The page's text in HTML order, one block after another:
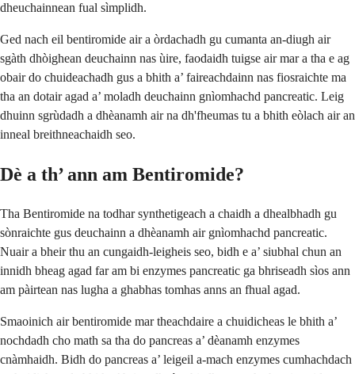
dheuchainnean fual sìmplidh.
Ged nach eil bentiromide air a òrdachadh gu cumanta an-diugh air
sgàth dhòighean deuchainn nas ùire, faodaidh tuigse air mar a tha e ag
obair do chuideachadh gus a bhith a’ faireachdainn nas fiosraichte ma
tha an dotair agad a’ moladh deuchainn gnìomhachd pancreatic. Leig
dhuinn sgrùdadh a dhèanamh air na dh'fheumas tu a bhith eòlach air an
inneal breithneachaidh seo.
Dè a th’ ann am Bentiromide?
Tha Bentiromide na todhar synthetigeach a chaidh a dhealbhadh gu
sònraichte gus deuchainn a dhèanamh air gnìomhachd pancreatic.
Nuair a bheir thu an cungaidh-leigheis seo, bidh e a’ siubhal chun an
innidh bheag agad far am bi enzymes pancreatic ga bhriseadh sìos ann
am pàirtean nas lugha a ghabhas tomhas anns an fhual agad.
Smaoinich air bentiromide mar theachdaire a chuidicheas le bhith a’
nochdadh cho math sa tha do pancreas a’ dèanamh enzymes
cnàmhaidh. Bidh do pancreas a’ leigeil a-mach enzymes cumhachdach